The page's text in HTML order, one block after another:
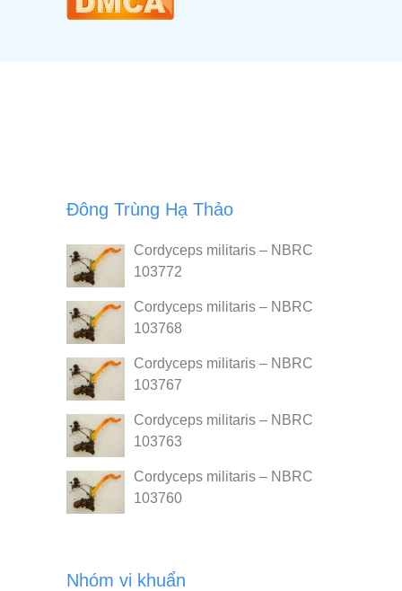
Đông Trùng Hạ Thảo
Cordyceps militaris – NBRC
103772
Cordyceps militaris – NBRC
103768
Cordyceps militaris – NBRC
103767
Cordyceps militaris – NBRC
103763
Cordyceps militaris – NBRC
103760
Nhóm vi khuẩn